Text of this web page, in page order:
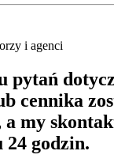
i agenci
pytań
cennika
a my
24 godzin.